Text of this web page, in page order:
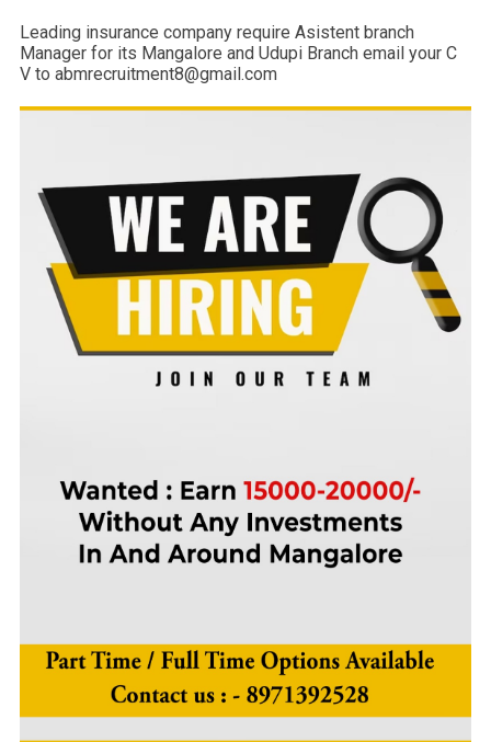
Leading insurance company require Asistent branch
Manager for its Mangalore and Udupi Branch email your C
V to abmrecruitment8@gmail.com